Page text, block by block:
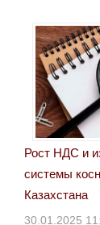
Рост НДС и
системы
Казахстана
30.01.2025